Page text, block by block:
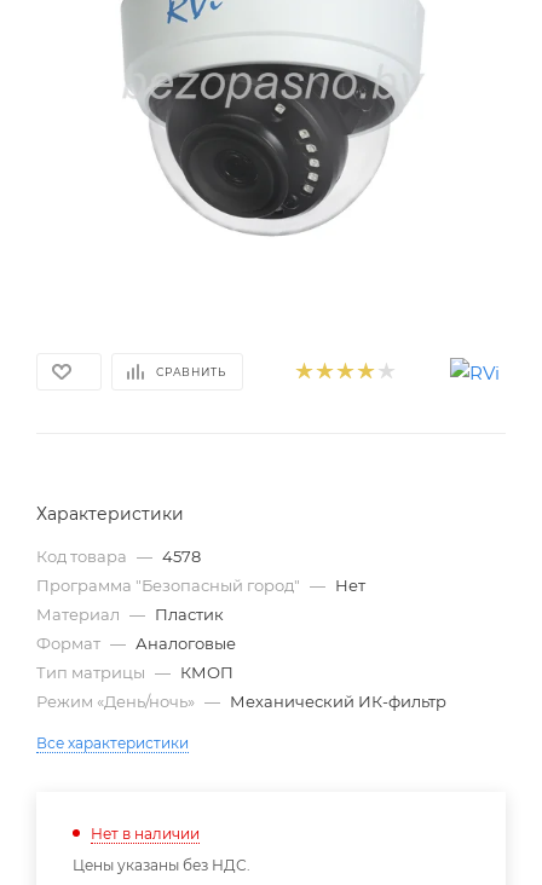
СРАВНИТЬ
Характеристики
Код товара — 4578
Программа "Безопасный город" — Нет
Материал — Пластик
Формат — Аналоговые
Тип матрицы — КМОП
Режим «День/ночь» — Механический ИК-фильтр
Все характеристики
Нет в наличии
Цены указаны без НДС.